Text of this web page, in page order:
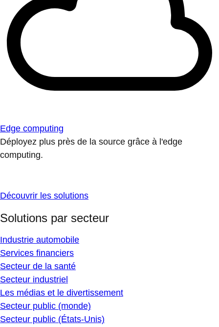
Edge computing
Déployez plus près de la source grâce à l'edge
computing.
Découvrir les solutions
Solutions par secteur
Industrie automobile
Services financiers
Secteur de la santé
Secteur industriel
Les médias et le divertissement
Secteur public (monde)
Secteur public (États-Unis)